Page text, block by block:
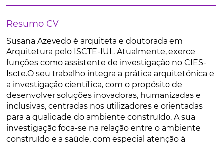
Resumo CV
Susana Azevedo é arquiteta e doutorada em
Arquitetura pelo ISCTE-IUL. Atualmente, exerce
funções como assistente de investigação no CIES-
Iscte.O seu trabalho integra a prática arquitetónica e
a investigação científica, com o propósito de
desenvolver soluções inovadoras, humanizadas e
inclusivas, centradas nos utilizadores e orientadas
para a qualidade do ambiente construído. A sua
investigação foca-se na relação entre o ambiente
construído e a saúde, com especial atenção à